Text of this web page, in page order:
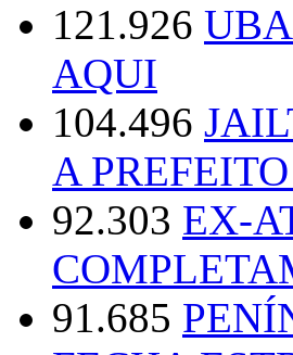
121.926
AQUI
104.496
A
92.303 EX-
91.685